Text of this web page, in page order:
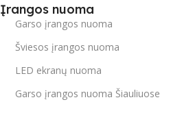
Įrangos nuoma
Garso įrangos nuoma
Šviesos įrangos nuoma
LED ekranų nuoma
Garso įrangos nuoma Šiauliuose